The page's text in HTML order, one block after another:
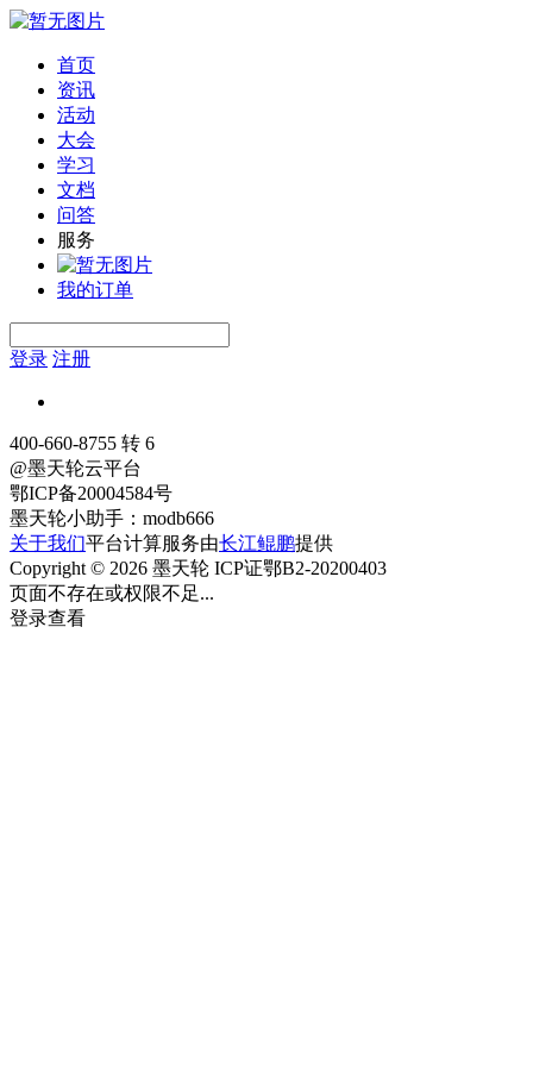
首页
资讯
活动
大会
学习
文档
问答
服务
我的订单
登录 注册
400-660-8755 转 6
@墨天轮云平台
鄂ICP备20004584号
墨天轮小助手：modb666
关于我们平台计算服务由长江鲲鹏提供
Copyright © 2026 墨天轮 ICP证鄂B2-20200403
页面不存在或权限不足...
登录查看